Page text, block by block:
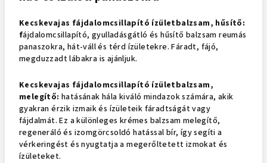
Kecskevajas fájdalomcsillapító ízületbalzsam, hűsítő:
fájdalomcsillapító, gyulladásgátló és hűsítő balzsam reumás
panaszokra, hát-váll és térd ízületekre. Fáradt, fájó,
megduzzadt lábakra is ajánljuk.
Kecskevajas fájdalomcsillapító ízületbalzsam,
melegítő:hatásának hála kiváló mindazok számára, akik
gyakran érzik izmaik és ízületeik fáradtságát vagy
fájdalmát. Ez a különleges krémes balzsam melegítő,
regeneráló és izomgörcsoldó hatással bír, így segíti a
vérkeringést és nyugtatja a megerőltetett izmokat és
ízületeket.